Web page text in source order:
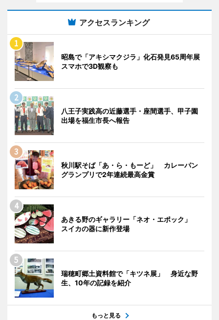
アクセスランキング
昭島で「アキシマクジラ」化石発見65周年展
スマホで3D観察も
八王子実践高の近藤選手・座間選手、甲子園
出場を福生市長へ報告
秋川駅そば「あ・ら・もーど」 カレーパン
グランプリで2年連続最高金賞
あきる野のギャラリー「ネオ・エポック」
スイカの器に新作登場
瑞穂町郷土資料館で「キツネ展」 身近な野
生、10年の記録を紹介
もっと見る